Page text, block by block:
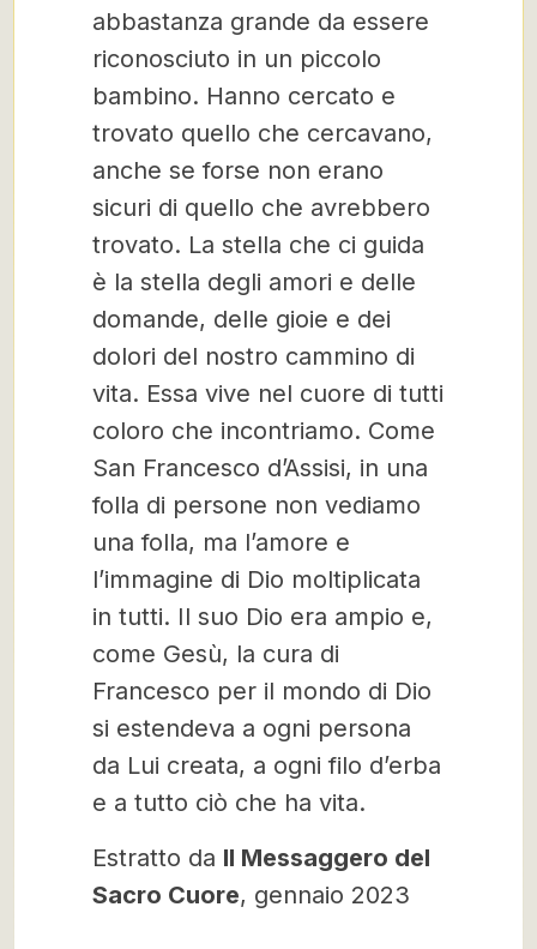
abbastanza grande da essere
riconosciuto in un piccolo
bambino. Hanno cercato e
trovato quello che cercavano,
anche se forse non erano
sicuri di quello che avrebbero
trovato. La stella che ci guida
è la stella degli amori e delle
domande, delle gioie e dei
dolori del nostro cammino di
vita. Essa vive nel cuore di tutti
coloro che incontriamo. Come
San Francesco d’Assisi, in una
folla di persone non vediamo
una folla, ma l’amore e
l’immagine di Dio moltiplicata
in tutti. Il suo Dio era ampio e,
come Gesù, la cura di
Francesco per il mondo di Dio
si estendeva a ogni persona
da Lui creata, a ogni filo d’erba
e a tutto ciò che ha vita.
Estratto da Il Messaggero del
Sacro Cuore, gennaio 2023